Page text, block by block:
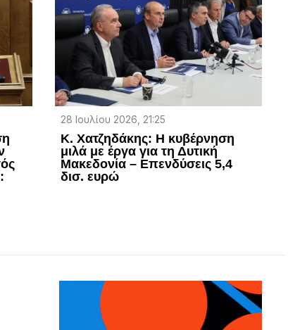
28 Ιουλίου 2026, 21:25
Κ. Χατζηδάκης: Η κυβέρνηση
μιλά με έργα για τη Δυτική
Μακεδονία – Επενδύσεις 5,4
δισ. ευρώ